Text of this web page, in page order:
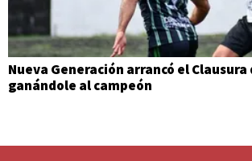
Nueva Generación arrancó el Clausura
ganándole al campeón